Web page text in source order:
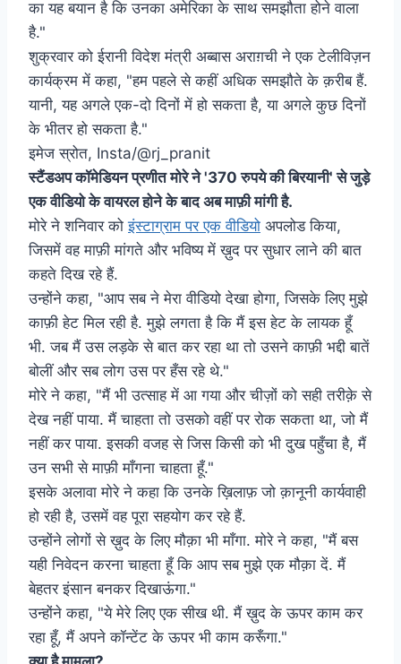
का यह बयान है कि उनका अमेरिका के साथ समझौता होने वाला
है."
शुक्रवार को ईरानी विदेश मंत्री अब्बास अराग़ची ने एक टेलीविज़न
कार्यक्रम में कहा, "हम पहले से कहीं अधिक समझौते के क़रीब हैं.
यानी, यह अगले एक-दो दिनों में हो सकता है, या अगले कुछ दिनों
के भीतर हो सकता है."
इमेज स्रोत, Insta/@rj_pranit
स्टैंडअप कॉमेडियन प्रणीत मोरे ने '370 रुपये की बिरयानी' से जुड़े
एक वीडियो के वायरल होने के बाद अब माफ़ी मांगी है.
मोरे ने शनिवार कोइंस्टाग्राम पर एक वीडियो अपलोड किया,
जिसमें वह माफ़ी मांगते और भविष्य में ख़ुद पर सुधार लाने की बात
कहते दिख रहे हैं.
उन्होंने कहा, "आप सब ने मेरा वीडियो देखा होगा, जिसके लिए मुझे
काफ़ी हेट मिल रही है. मुझे लगता है कि मैं इस हेट के लायक हूँ
भी. जब मैं उस लड़के से बात कर रहा था तो उसने काफ़ी भद्दी बातें
बोलीं और सब लोग उस पर हँस रहे थे."
मोरे ने कहा, "मैं भी उत्साह में आ गया और चीज़ों को सही तरीक़े से
देख नहीं पाया. मैं चाहता तो उसको वहीं पर रोक सकता था, जो मैं
नहीं कर पाया. इसकी वजह से जिस किसी को भी दुख पहुँचा है, मैं
उन सभी से माफ़ी माँगना चाहता हूँ."
इसके अलावा मोरे ने कहा कि उनके ख़िलाफ़ जो क़ानूनी कार्यवाही
हो रही है, उसमें वह पूरा सहयोग कर रहे हैं.
उन्होंने लोगों से ख़ुद के लिए मौक़ा भी माँगा. मोरे ने कहा, "मैं बस
यही निवेदन करना चाहता हूँ कि आप सब मुझे एक मौक़ा दें. मैं
बेहतर इंसान बनकर दिखाऊंगा."
उन्होंने कहा, "ये मेरे लिए एक सीख थी. मैं ख़ुद के ऊपर काम कर
रहा हूँ, मैं अपने कॉन्टेंट के ऊपर भी काम करूँगा."